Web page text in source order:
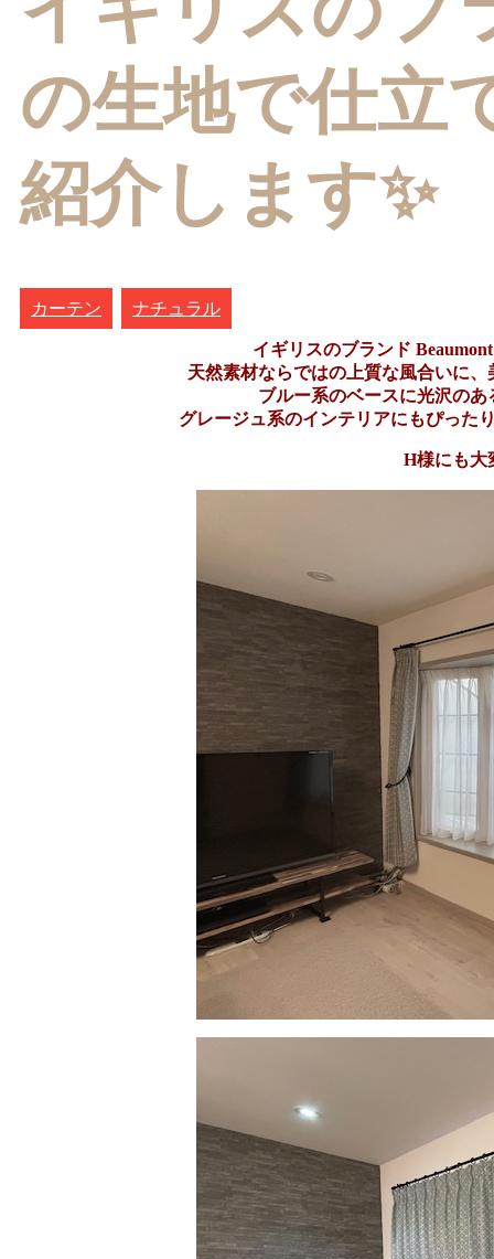
の生地で仕立
紹介します✨
カーテン ナチュラル
イギリスのブランド
天然素材ならではの上質な風合いに
ブルー系のベースに光沢の
グレージュ系のインテリアにもぴっ
H様にも大